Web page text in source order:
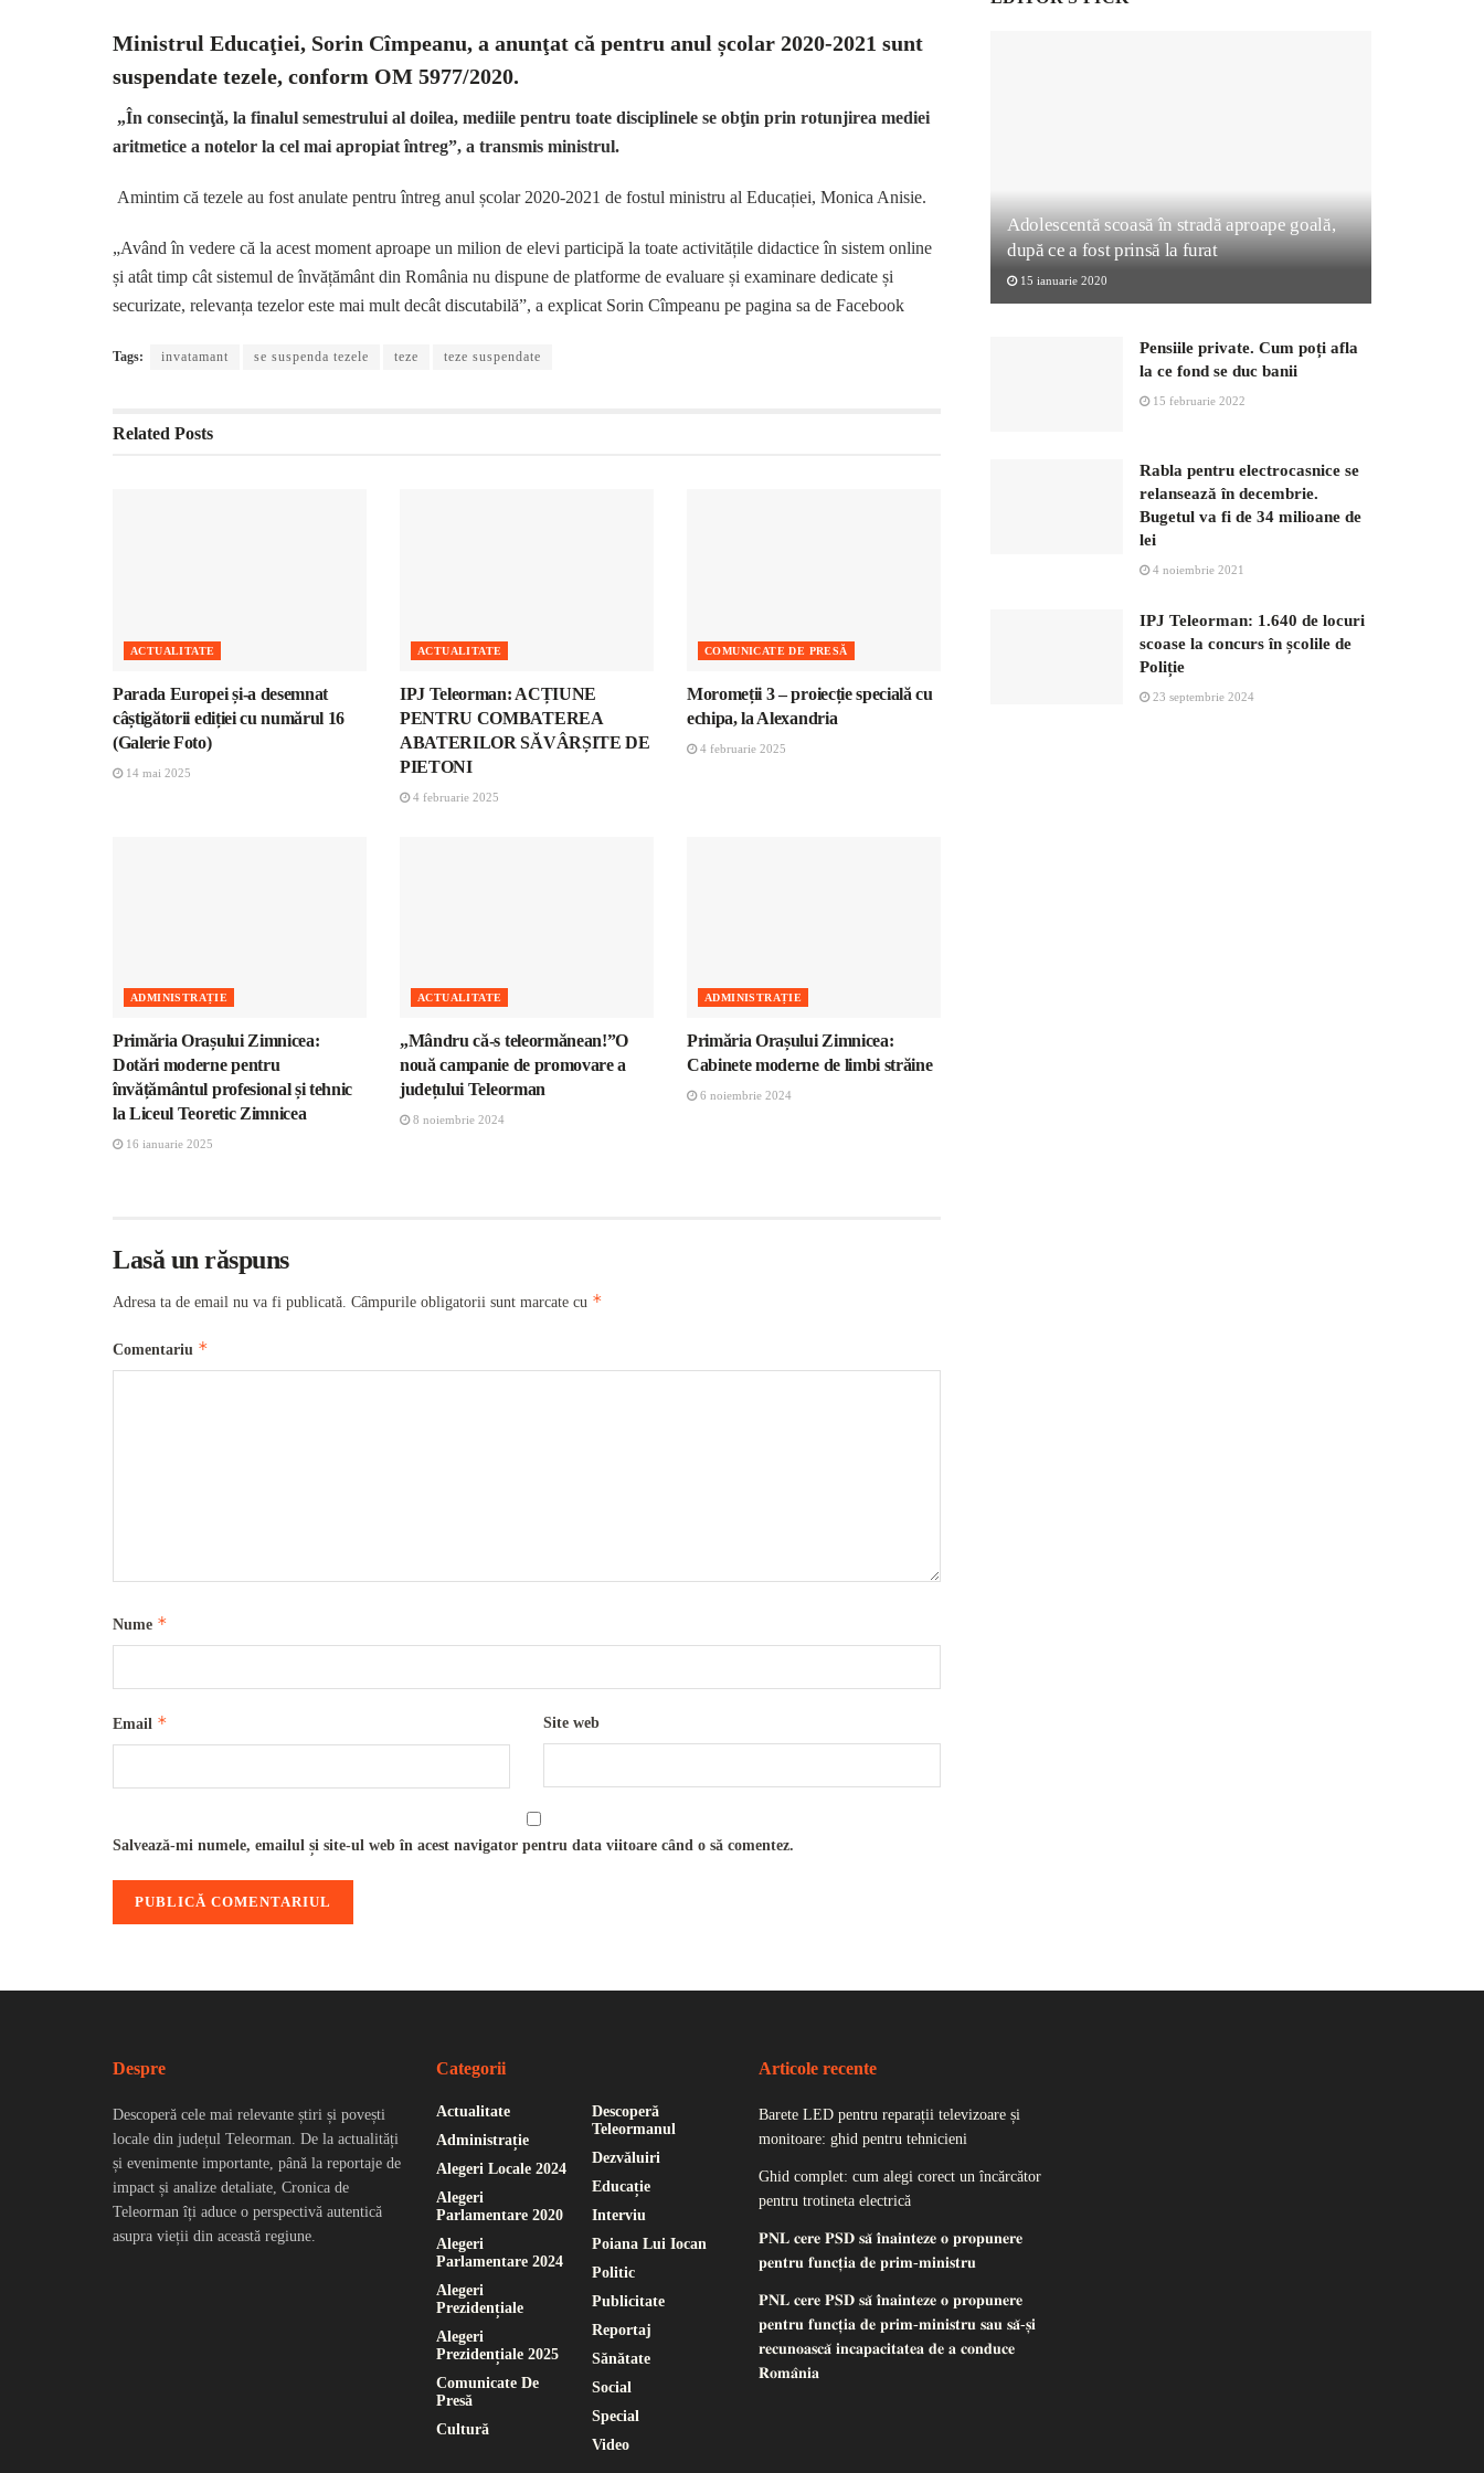
Ministrul Educaţiei, Sorin Cîmpeanu, a anunţat că pentru anul școlar 2020-2021 sunt
suspendate tezele, conform OM 5977/2020.
„În consecinţă, la finalul semestrului al doilea, mediile pentru toate disciplinele se obţin prin rotunjirea mediei
aritmetice a notelor la cel mai apropiat întreg”, a transmis ministrul.
Amintim că tezele au fost anulate pentru întreg anul școlar 2020-2021 de fostul ministru al Educației, Monica Anisie.
„Având în vedere că la acest moment aproape un milion de elevi participă la toate activitățile didactice în sistem online
și atât timp cât sistemul de învățământ din România nu dispune de platforme de evaluare și examinare dedicate și
securizate, relevanța tezelor este mai mult decât discutabilă”, a explicat Sorin Cîmpeanu pe pagina sa de Facebook
Tags: invatamant se suspenda tezele teze teze suspendate
Related Posts
ACTUALITATE
Parada Europei și-a desemnat
câștigătorii ediției cu numărul 16
(Galerie Foto)
14 mai 2025
ACTUALITATE
IPJ Teleorman: ACȚIUNE
PENTRU COMBATEREA
ABATERILOR SĂVÂRȘITE DE
PIETONI
4 februarie 2025
COMUNICATE DE PRESĂ
Moromeții 3 – proiecție specială cu
echipa, la Alexandria
4 februarie 2025
ADMINISTRAȚIE
Primăria Orașului Zimnicea:
Dotări moderne pentru
învățământul profesional și tehnic
la Liceul Teoretic Zimnicea
16 ianuarie 2025
ACTUALITATE
„Mândru că-s teleormănean!”O
nouă campanie de promovare a
județului Teleorman
8 noiembrie 2024
ADMINISTRAȚIE
Primăria Orașului Zimnicea:
Cabinete moderne de limbi străine
6 noiembrie 2024
Lasă un răspuns
Adresa ta de email nu va fi publicată. Câmpurile obligatorii sunt marcate cu *
Comentariu *
Nume *
Email * Site web
Salvează-mi numele, emailul și site-ul web în acest navigator pentru data viitoare când o să comentez.
Adolescentă scoasă în stradă aproape goală,
după ce a fost prinsă la furat
15 ianuarie 2020
Pensiile private. Cum poți afla
la ce fond se duc banii
15 februarie 2022
Rabla pentru electrocasnice se
relansează în decembrie.
Bugetul va fi de 34 milioane de
lei
4 noiembrie 2021
IPJ Teleorman: 1.640 de locuri
scoase la concurs în școlile de
Poliție
23 septembrie 2024
Despre
Descoperă cele mai relevante știri și povești
locale din județul Teleorman. De la actualități
și evenimente importante, până la reportaje de
impact și analize detaliate, Cronica de
Teleorman îți aduce o perspectivă autentică
asupra vieții din această regiune.
Categorii
Actualitate
Administrație
Alegeri Locale 2024
Alegeri
Parlamentare 2020
Alegeri
Parlamentare 2024
Alegeri
Prezidențiale
Alegeri
Prezidențiale 2025
Comunicate De
Presă
Cultură
Descoperă
Teleormanul
Dezvăluiri
Educație
Interviu
Poiana Lui Iocan
Politic
Publicitate
Reportaj
Sănătate
Social
Special
Video
Articole recente
Barete LED pentru reparații televizoare și
monitoare: ghid pentru tehnicieni
Ghid complet: cum alegi corect un încărcător
pentru trotineta electrică
𝐏𝐍𝐋 𝐜𝐞𝐫𝐞 𝐏𝐒𝐃 𝐬𝐚̆ 𝐢̂𝐧𝐚𝐢𝐧𝐭𝐞𝐳𝐞 𝐨 𝐩𝐫𝐨𝐩𝐮𝐧𝐞𝐫𝐞
𝐩𝐞𝐧𝐭𝐫𝐮 𝐟𝐮𝐧𝐜𝐭̦𝐢𝐚 𝐝𝐞 𝐩𝐫𝐢𝐦-𝐦𝐢𝐧𝐢𝐬𝐭𝐫𝐮
𝐏𝐍𝐋 𝐜𝐞𝐫𝐞 𝐏𝐒𝐃 𝐬𝐚̆ 𝐢̂𝐧𝐚𝐢𝐧𝐭𝐞𝐳𝐞 𝐨 𝐩𝐫𝐨𝐩𝐮𝐧𝐞𝐫𝐞
𝐩𝐞𝐧𝐭𝐫𝐮 𝐟𝐮𝐧𝐜𝐭̦𝐢𝐚 𝐝𝐞 𝐩𝐫𝐢𝐦-𝐦𝐢𝐧𝐢𝐬𝐭𝐫𝐮 𝐬𝐚𝐮 𝐬𝐚̆-𝐬̦𝐢
𝐫𝐞𝐜𝐮𝐧𝐨𝐚𝐬𝐜𝐚̆ 𝐢𝐧𝐜𝐚𝐩𝐚𝐜𝐢𝐭𝐚𝐭𝐞𝐚 𝐝𝐞 𝐚 𝐜𝐨𝐧𝐝𝐮𝐜𝐞
𝐑𝐨𝐦𝐚̂𝐧𝐢𝐚